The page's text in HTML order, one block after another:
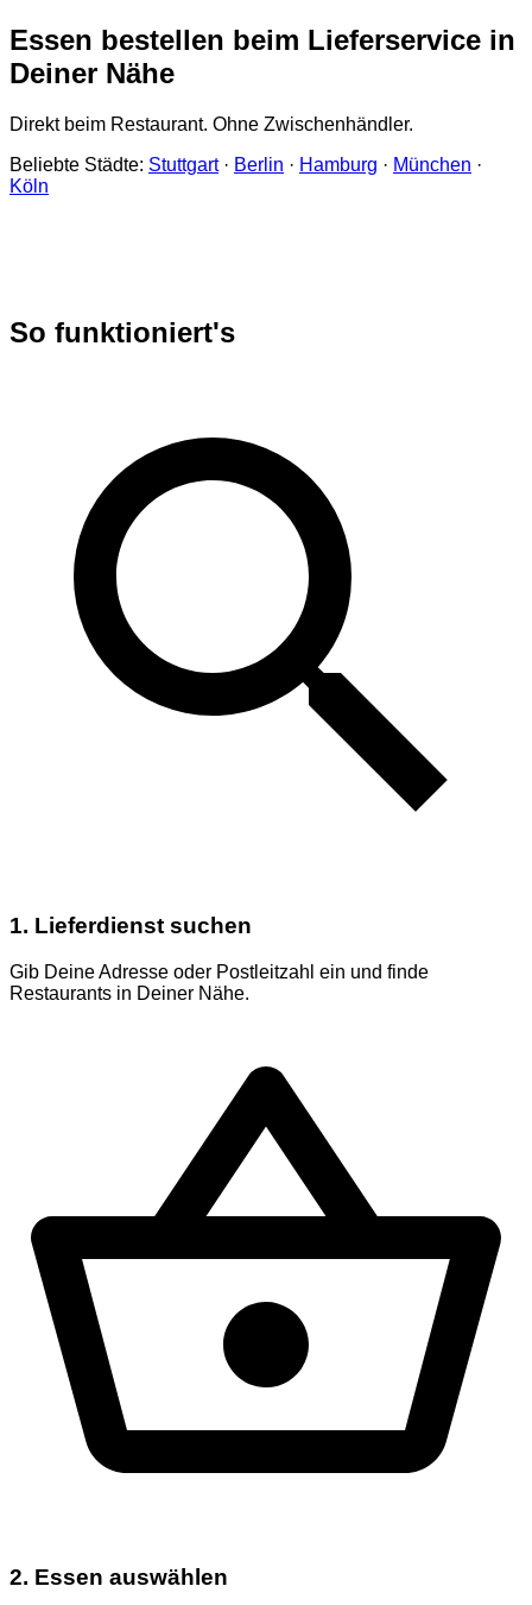
Essen bestellen beim Lieferservice in
Deiner Nähe
Direkt beim Restaurant. Ohne Zwischenhändler.
Beliebte Städte: Stuttgart· Berlin · Hamburg · München ·
Köln
So funktioniert's
1. Lieferdienst suchen
Gib Deine Adresse oder Postleitzahl ein und finde
Restaurants in Deiner Nähe.
2. Essen auswählen